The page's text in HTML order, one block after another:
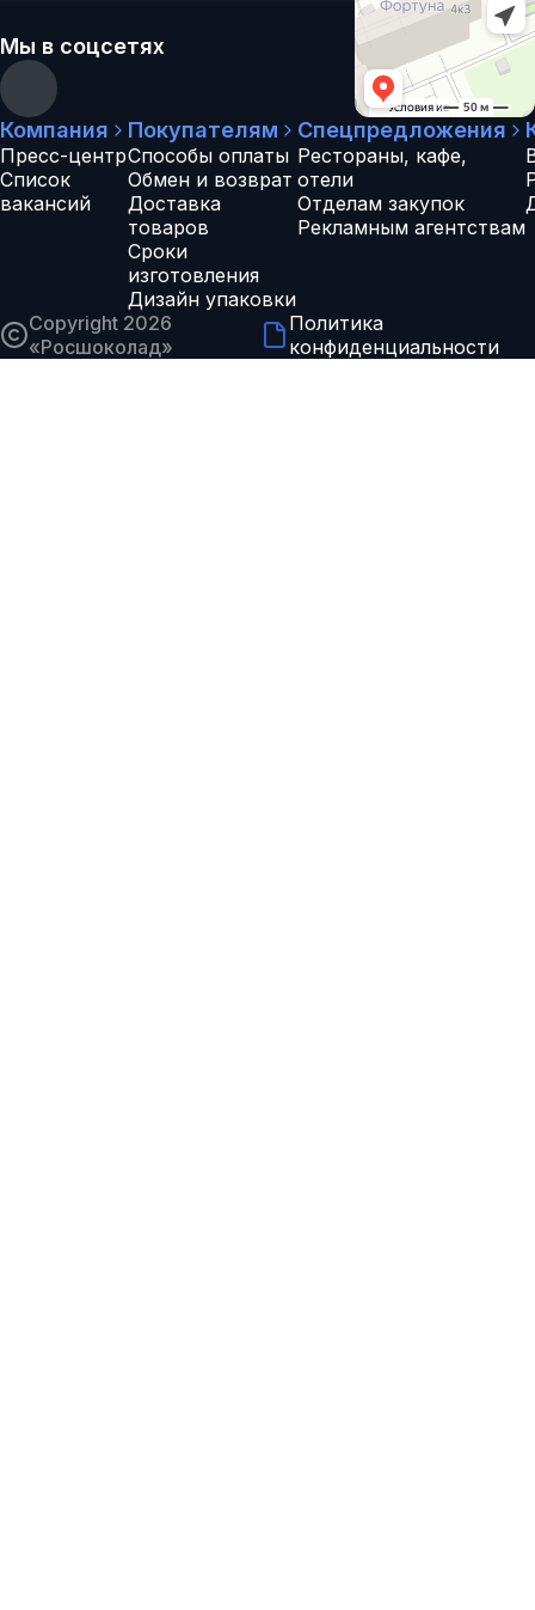
Мы в соцсетях
Компания
Пресс-центр
Список
вакансий
Покупателям
Способы оплаты
Обмен и возврат
Доставка
товаров
Сроки
изготовления
Дизайн упаковки
Спецпредложения
Рестораны, кафе,
отели
Отделам закупок
Рекламным агентствам
Copyright 2026
«Росшоколад»
Политика
конфиденциальности